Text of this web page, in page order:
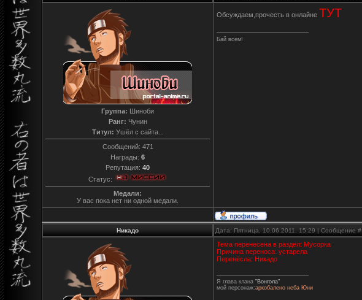
Группа: Шиноби
Ранг: Чунин
Титул: Ушёл с сайта...
Сообщений: 471
Награды: 6
Репутация: 40
Статус:
Медали:
У вас пока нет ни одной медали.
Обсуждаем,прочесть в онлайне ТУТ
Бай всем!
Никадо Дата: Пятница, 10.06.2011, 15:29 | Сообщение #
Тема перенесена в раздел: Мусорка
Причина переноса: устарела
Перенёсла: Никадо
Я глава клана "Вонгола"
мой персонаж:аркобалено неба Юни